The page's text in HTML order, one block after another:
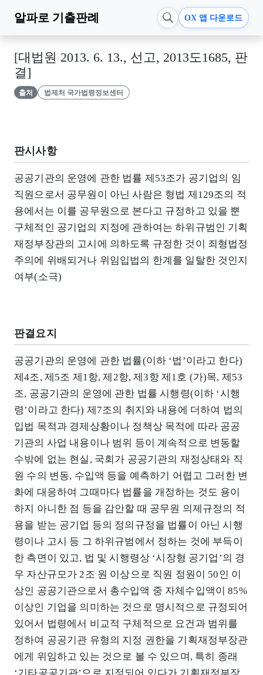
알파로 기출판례 OX 앱 다운로드
[대법원 2013. 6. 13., 선고, 2013도1685, 판
결]
출처 법제처 국가법령정보센터
판시사항
공공기관의 운영에 관한 법률 제53조가 공기업의 임
직원으로서 공무원이 아닌 사람은 형법 제129조의 적
용에서는 이를 공무원으로 본다고 규정하고 있을 뿐
구체적인 공기업의 지정에 관하여는 하위규범인 기획
재정부장관의 고시에 의하도록 규정한 것이 죄형법정
주의에 위배되거나 위임입법의 한계를 일탈한 것인지
여부(소극)
판결요지
공공기관의 운영에 관한 법률(이하 ‘법’이라고 한다)
제4조, 제5조 제1항, 제2항, 제3항 제1호 (가)목, 제53
조, 공공기관의 운영에 관한 법률 시행령(이하 ‘시행
령’이라고 한다) 제7조의 취지와 내용에 더하여 법의
입법 목적과 경제상황이나 정책상 목적에 따라 공공
기관의 사업 내용이나 범위 등이 계속적으로 변동할
수밖에 없는 현실, 국회가 공공기관의 재정상태와 직
원 수의 변동, 수입액 등을 예측하기 어렵고 그러한 변
화에 대응하여 그때마다 법률을 개정하는 것도 용이
하지 아니한 점 등을 감안할 때 공무원 의제규정의 적
용을 받는 공기업 등의 정의규정을 법률이 아닌 시행
령이나 고시 등 그 하위규범에서 정하는 것에 부득이
한 측면이 있고, 법 및 시행령상 ‘시장형 공기업’의 경
우 자산규모가 2조 원 이상으로 직원 정원이 50인 이
상인 공공기관으로서 총수입액 중 자체수입액이 85%
이상인 기업을 의미하는 것으로 명시적으로 규정되어
있어서 법령에서 비교적 구체적으로 요건과 범위를
정하여 공공기관 유형의 지정 권한을 기획재정부장관
에게 위임하고 있는 것으로 볼 수 있으며, 특히 종래
‘기타공공기관’으로 지정되어 있다가 기획재정부장